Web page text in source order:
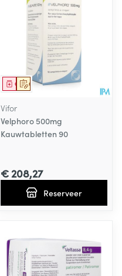
Op voorschrift
Geneesmiddel
Vifor
Velphoro 500mg
Kauwtabletten 90
€ 208,27
Reserveer